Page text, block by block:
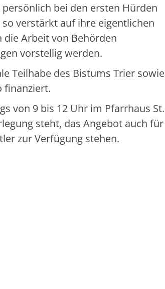
bei den ersten Hürden
verstärkt auf ihre eigentlichen
die Arbeit von Behörden
vorstellig werden.
Teilhabe des Bistums Trier sowie
finanziert.
von 9 bis 12 Uhr im Pfarrhaus St.
steht, das Angebot auch für
zur Verfügung stehen.